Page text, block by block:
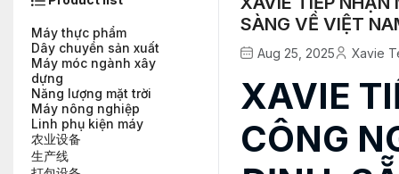
Máy thực phẩm
Dây chuyền sản xuất
Máy móc ngành xây
dựng
Năng lượng mặt trời
Máy nông nghiệp
Linh phụ kiện máy
农业设备
生产线
SÀNG VỀ VIỆT
Aug 25, 2025 Xavie
XAVIE
CÔNG